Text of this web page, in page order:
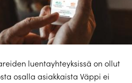
luentayhteyksissä on ollut
osalla asiakkaista Väppi ei